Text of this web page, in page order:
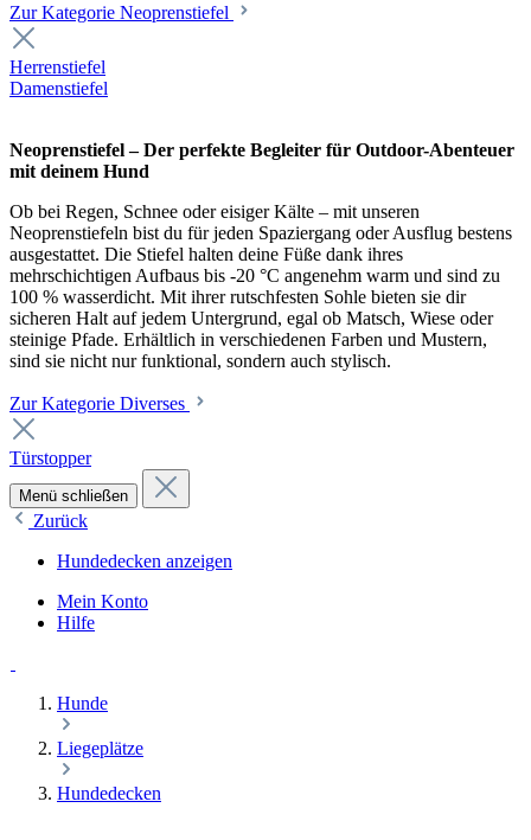
Zur Kategorie Neoprenstiefel
Herrenstiefel
Damenstiefel
Neoprenstiefel – Der perfekte Begleiter für Outdoor-Abenteuer
mit deinem Hund
Ob bei Regen, Schnee oder eisiger Kälte – mit unseren
Neoprenstiefeln bist du für jeden Spaziergang oder Ausflug bestens
ausgestattet. Die Stiefel halten deine Füße dank ihres
mehrschichtigen Aufbaus bis -20 °C angenehm warm und sind zu
100 % wasserdicht. Mit ihrer rutschfesten Sohle bieten sie dir
sicheren Halt auf jedem Untergrund, egal ob Matsch, Wiese oder
steinige Pfade. Erhältlich in verschiedenen Farben und Mustern,
sind sie nicht nur funktional, sondern auch stylisch.
Zur Kategorie Diverses
Türstopper
Menü schließen
Zurück
Hundedecken anzeigen
Mein Konto
Hilfe
Hunde
Liegeplätze
Hundedecken